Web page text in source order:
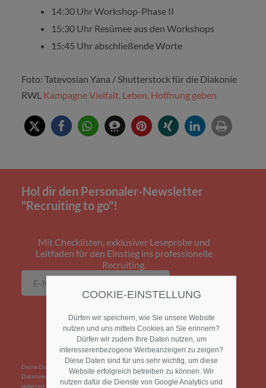
14:30 Uhr Workshop-Phase II
15:30 Uhr Resümee aus den Workshops
15:45 Uhr abschließende Worte
Foto: Tatevosian Yana / Shutterstock für die Diakonie
RWL Kampagne Vielfalt, Leben, Hoffnung geben
Hol dir den Personaler-Newsletter
"Recruiting to go"!
Mit Checklisten, exklusiver Leseprobe und
Leitfaden für den Einstieg ins professionelle
Recruiting.
Deine Daten werden nur für die Bereitstellung des Newsletters genutzt. Die
Datenverarbeitung erfolgt bei Mailchimp, USA. Du kannst Deine Einwilligungen
jederzeit per Abmeldelink widerrufen.Datenschutz / Newsletter
COOKIE-EINSTELLUNG
Dürfen wir speichern, wie Sie unsere Website
nutzen und uns mittels Cookies an Sie erinnern?
Dürfen wir zudem Ihre Daten nutzen, um
interesserenbezogene Werbeanzeigen zu zeigen?
Diese Daten sind für uns sehr wichtig, um diese
Website erfolgreich betreiben zu können. Wir
nutzen dafür die Dienste von Google Analytics und